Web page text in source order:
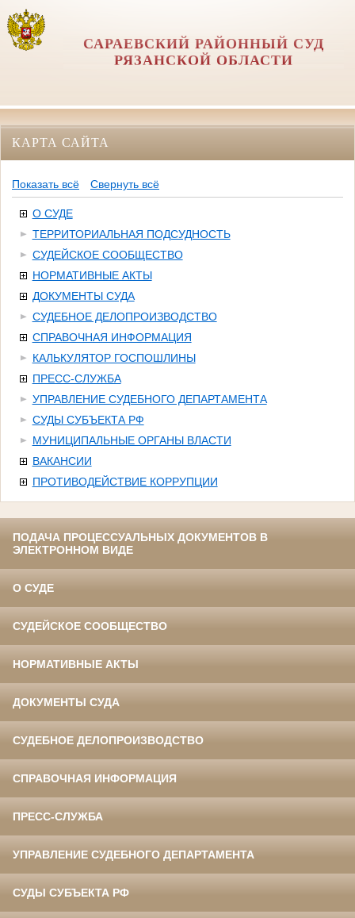
САРАЕВСКИЙ РАЙОННЫЙ СУД
РЯЗАНСКОЙ ОБЛАСТИ
КАРТА САЙТА
Показать всё Свернуть всё
О СУДЕ
ТЕРРИТОРИАЛЬНАЯ ПОДСУДНОСТЬ
СУДЕЙСКОЕ СООБЩЕСТВО
НОРМАТИВНЫЕ АКТЫ
ДОКУМЕНТЫ СУДА
СУДЕБНОЕ ДЕЛОПРОИЗВОДСТВО
СПРАВОЧНАЯ ИНФОРМАЦИЯ
КАЛЬКУЛЯТОР ГОСПОШЛИНЫ
ПРЕСС-СЛУЖБА
УПРАВЛЕНИЕ СУДЕБНОГО ДЕПАРТАМЕНТА
СУДЫ СУБЪЕКТА РФ
МУНИЦИПАЛЬНЫЕ ОРГАНЫ ВЛАСТИ
ВАКАНСИИ
ПРОТИВОДЕЙСТВИЕ КОРРУПЦИИ
ПОДАЧА ПРОЦЕССУАЛЬНЫХ ДОКУМЕНТОВ В
ЭЛЕКТРОННОМ ВИДЕ
О СУДЕ
СУДЕЙСКОЕ СООБЩЕСТВО
НОРМАТИВНЫЕ АКТЫ
ДОКУМЕНТЫ СУДА
СУДЕБНОЕ ДЕЛОПРОИЗВОДСТВО
СПРАВОЧНАЯ ИНФОРМАЦИЯ
ПРЕСС-СЛУЖБА
УПРАВЛЕНИЕ СУДЕБНОГО ДЕПАРТАМЕНТА
СУДЫ СУБЪЕКТА РФ